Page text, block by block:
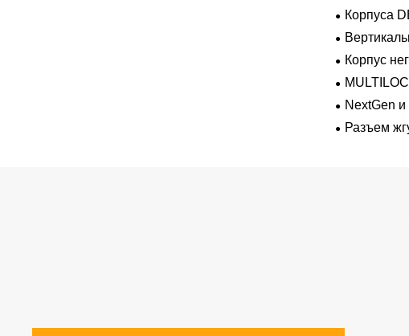
Корпуса
Корпус
NextGen
для
Разъем